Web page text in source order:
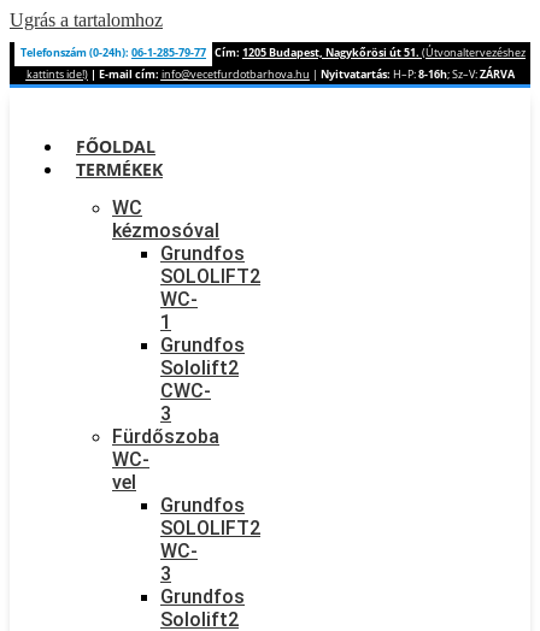
Ugrás a tartalomhoz
Telefonszám (0-24h): 06-1-285-79-77 Cím: 1205 Budapest, Nagykőrösi út 51. (Útvonaltervezéshez
kattints ide!) | E-mail cím: info@vecetfurdotbarhova.hu | Nyitvatartás: H–P:8-16h; Sz–V:ZÁRVA
FŐOLDAL
TERMÉKEK
WC
kézmosóval
Grundfos
SOLOLIFT2
WC-
1
Grundfos
Sololift2
CWC-
3
Fürdőszoba
WC-
vel
Grundfos
SOLOLIFT2
WC-
3
Grundfos
Sololift2